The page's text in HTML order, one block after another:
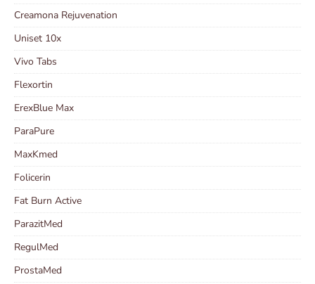
Creamona Rejuvenation
Uniset 10x
Vivo Tabs
Flexortin
ErexBlue Max
ParaPure
MaxKmed
Folicerin
Fat Burn Active
ParazitMed
RegulMed
ProstaMed